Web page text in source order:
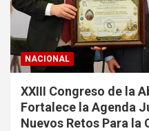
NACIONAL
XXIII Congreso de la
Fortalece la Agenda
Nuevos Retos Para la